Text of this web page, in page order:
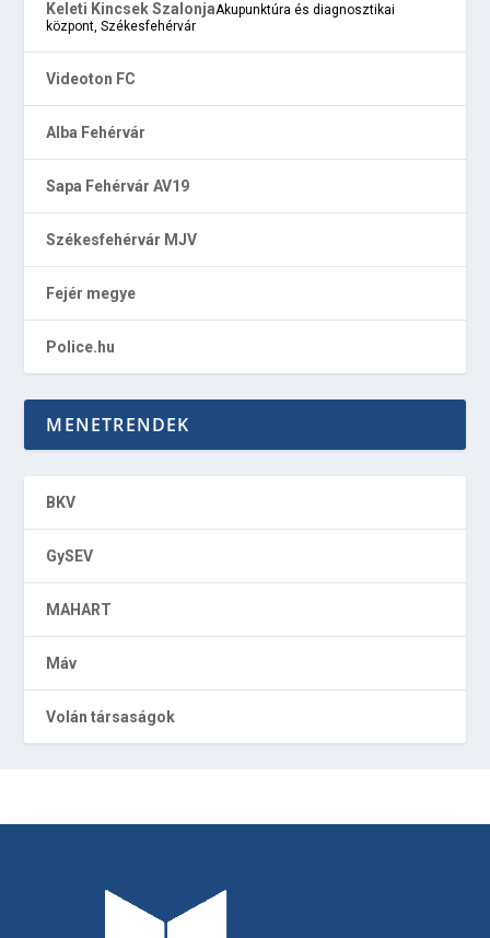
Keleti Kincsek SzalonjaAkupunktúra és diagnosztikai
központ, Székesfehérvár
Videoton FC
Alba Fehérvár
Sapa Fehérvár AV19
Székesfehérvár MJV
Fejér megye
Police.hu
MENETRENDEK
BKV
GySEV
MAHART
Máv
Volán társaságok